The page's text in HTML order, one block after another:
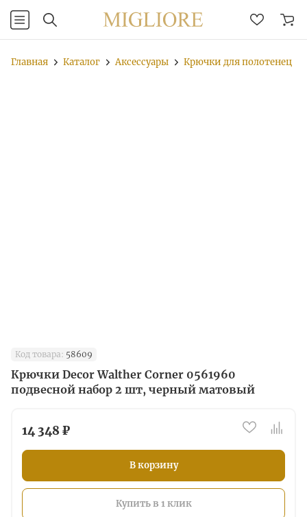
Главная Каталог Аксессуары Крючки для полотенец
Код товара: 58609
Крючки Decor Walther Corner 0561960
подвесной набор 2 шт, черный матовый
14 348 ₽
В корзину
Купить в 1 клик